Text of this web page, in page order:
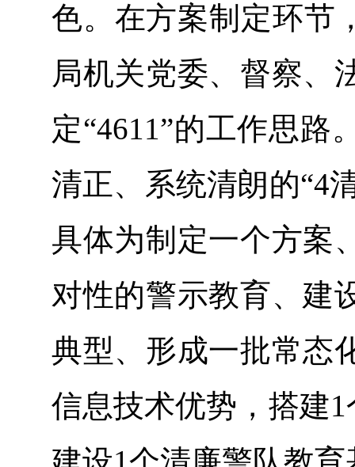
色。在方案制定环节
局机关党委、督察、
定“4611”的工作思
清正、系统清朗的“4
具体为制定一个方案
对性的警示教育、建
典型、形成一批常态
信息技术优势，搭建